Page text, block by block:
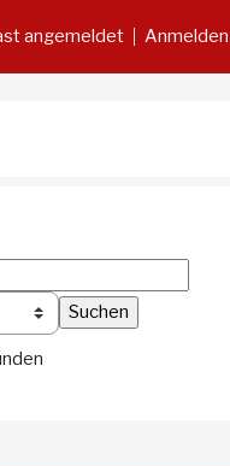
angemeldet Anmelden